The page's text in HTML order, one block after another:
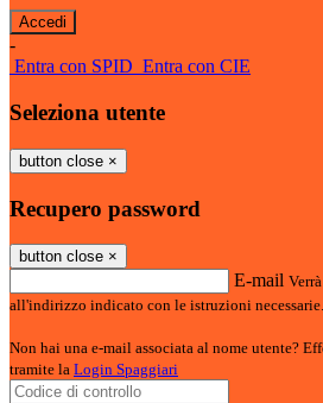
-
Entra con SPID Entra con CIE
Seleziona utente
button close ×
Recupero password
button close ×
E-mail
all'indirizzo indicato con le istruzioni necessarie.
Non hai una e-mail associata al nome utente?
tramite la Login Spaggiari